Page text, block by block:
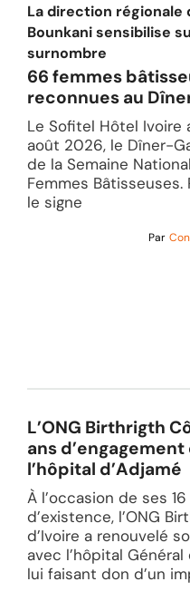
La direction régionale
Bounkani sensibilise
surnombre
66 femmes
reconnues au
Le Sofitel Hôtel Ivoire
août 2026, le Dîner-
de la Semaine
Femmes Bâtisseuses.
le signe
Par
L’ONG Birthrigth
ans
l’hôpital d’Adjamé
À l’occasion de ses 16
d’existence, l’ONG
d’Ivoire a renouvelé
avec l’hôpital Général
lui faisant don d’un